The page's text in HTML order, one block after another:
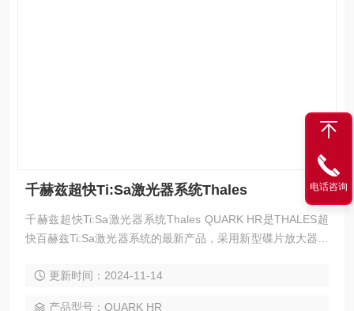
千赫兹超快Ti:Sa激光器系统Thales
千赫兹超快Ti:Sa激光器系统Thales QUARK HR是THALES超
快百赫兹Ti:Sa激光器系统的最新产品，采用新型碟片放大器提
重复频率时可获得更高的平均功率，可满足研究极限。创新型
更新时间：2024-11-14
产品型号：QUARK HR
电话咨询